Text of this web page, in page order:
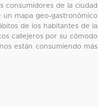
consumidores de la ciudad
un mapa geo-gastronómico
de los habitantes de la
callejeros por su cómodo
están consumiendo más